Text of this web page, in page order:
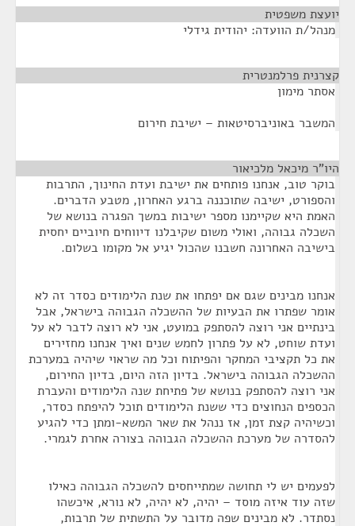
יועצת משפטית
מנהל/ת הוועדה: יהודית גידלי
קצרנית פרלמנטרית
אסתר מימון
המשבר באוניברסיטאות – ישיבת חירום
היו"ר מיכאל מלכיאור
בוקר טוב, אנחנו פותחים את ישיבת ועדת החינוך, התרבות
והספורט, ישיבה שתוכננה ברגע האחרון, מטבע הדברים.
האמת היא שקיימנו מספר ישיבות במשך הפגרה בנושא של
השכלה גבוהה, ואולי משום שקיבלנו דיווחים חיוביים יחסית
בישיבה האחרונה חשבנו שהכול יגיע אל מקומו בשלום.
אנחנו מבינים שגם אם יפתחו את שנת הלימודים כסדר זה לא
אומר שפתרו את הבעיות של ההשכלה הגבוהה בישראל, אבל
בינתיים אני רוצה להסתפק במועט, אני לא רוצה לדבר לא על
ועדת שוחט, לא על פתרון לחמש שנים ואיך אנחנו מחזירים
את כל תקציבי המחקר והפיתוח וכל מה שראוי שיהיה במערכת
ההשכלה הגבוהה בישראל. בדיון הזה היום, בדיון החירום,
אני רוצה להסתפק בנושא של פתיחת שנה הלימודים והעברת
הכספים הנחוצים כדי ששנת הלימודים תוכל להיפתח כסדר,
וכשיהיה קצת זמן, אז ננהל את שאר המשא-ומתן כדי להגיע
להסדרה של מערכת ההשכלה הגבוהה בצורה אחרת לגמרי.
לפעמים יש לי תחושה שמתייחסים להשכלה הגבוהה כאילו
שזה עוד איזה מוסד – יהיה, לא יהיה, לא נורא, איכשהו
נסתדר. לא מבינים שפה מדובר על התשתית של תרבות,